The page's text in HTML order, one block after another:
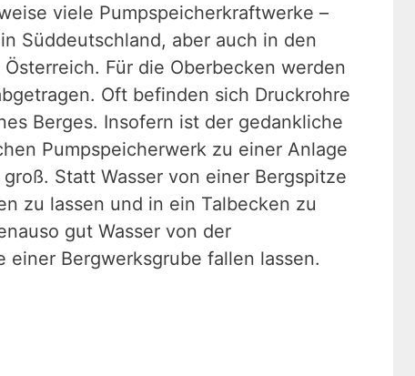
viele Pumpspeicherkraftwerke –
Süddeutschland, aber auch in den
Für die Oberbecken werden
Oft befinden sich Druckrohre
Berges. Insofern ist der gedankliche
Pumpspeicherwerk zu einer Anlage
Statt Wasser von einer Bergspitze
zu lassen und in ein Talbecken zu
gut Wasser von der
einer Bergwerksgrube fallen lassen.